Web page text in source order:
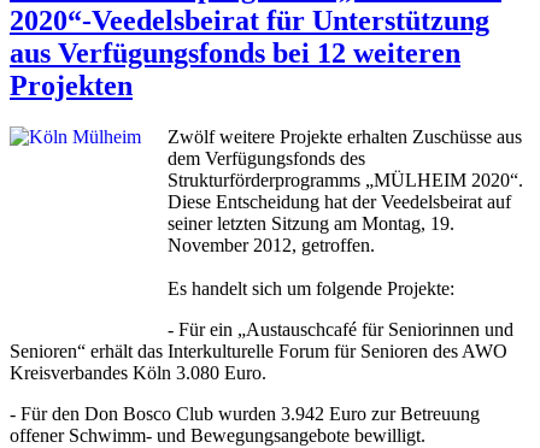
2020“-Veedelsbeirat für Unterstützung
aus Verfügungsfonds bei 12 weiteren
Projekten
Zwölf weitere Projekte erhalten Zuschüsse aus
dem Verfügungsfonds des
Strukturförderprogramms „MÜLHEIM 2020“.
Diese Entscheidung hat der Veedelsbeirat auf
seiner letzten Sitzung am Montag, 19.
November 2012, getroffen.
Es handelt sich um folgende Projekte:
- Für ein „Austauschcafé für Seniorinnen und
Senioren“ erhält das Interkulturelle Forum für Senioren des AWO
Kreisverbandes Köln 3.080 Euro.
- Für den Don Bosco Club wurden 3.942 Euro zur Betreuung
offener Schwimm- und Bewegungsangebote bewilligt.